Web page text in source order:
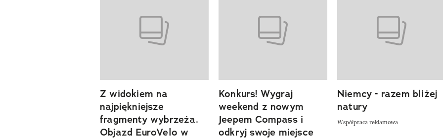
previous element
Z widokiem na
najpiękniejsze
fragmenty wybrzeża.
Objazd EuroVelo w
Konkurs! Wygraj
weekend z nowym
Jeepem Compass i
odkryj swoje miejsce
Niemcy - razem bliżej
natury
Współpraca reklamowa